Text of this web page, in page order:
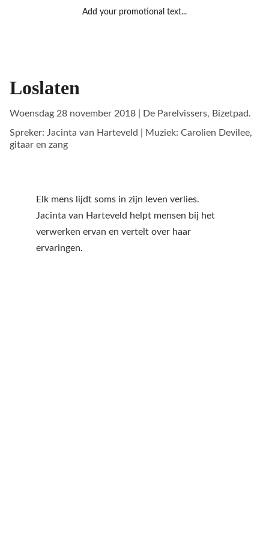
Add your promotional text...
Loslaten
Woensdag 28 november 2018 | De Parelvissers, Bizetpad.
Spreker: Jacinta van Harteveld | Muziek: Carolien Devilee,
gitaar en zang
Elk mens lijdt soms in zijn leven verlies.
Jacinta van Harteveld helpt mensen bij het
verwerken ervan en vertelt over haar
ervaringen.